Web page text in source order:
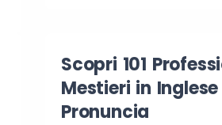
Scopri 101
Mestieri in
Pronuncia